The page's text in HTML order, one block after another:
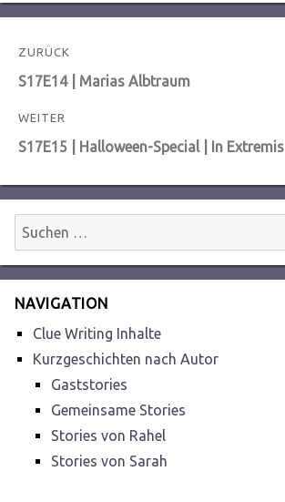
Beitragsnavigation
ZURÜCK
Vorheriger
S17E14 | Marias Albtraum
WEITER
Nächster
S17E15 | Halloween-Special | In Extremis
Suchen
nach:
NAVIGATION
Clue Writing Inhalte
Kurzgeschichten nach Autor
Gaststories
Gemeinsame Stories
Stories von Rahel
Stories von Sarah